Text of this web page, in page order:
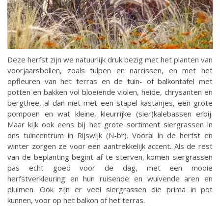
Deze herfst zijn we natuurlijk druk bezig met het planten van
voorjaarsbollen, zoals tulpen en narcissen, en met het
opfleuren van het terras en de tuin- of balkontafel met
potten en bakken vol bloeiende violen, heide, chrysanten en
bergthee, al dan niet met een stapel kastanjes, een grote
pompoen en wat kleine, kleurrijke (sier)kalebassen erbij.
Maar kijk ook eens bij het grote sortiment siergrassen in
ons tuincentrum in Rijswijk (N-br). Vooral in de herfst en
winter zorgen ze voor een aantrekkelijk accent. Als de rest
van de beplanting begint af te sterven, komen siergrassen
pas echt goed voor de dag, met een mooie
herfstverkleuring en hun ruisende en wuivende aren en
pluimen. Ook zijn er veel siergrassen die prima in pot
kunnen, voor op het balkon of het terras.